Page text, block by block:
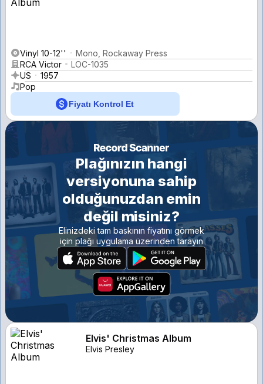
Vinyl 10-12''
Mono, Rockaway Press
RCA Victor
LOC-1035
US
1957
Pop
Fiyatı Kontrol Et
Plağınızın hangi
versiyonuna sahip
olduğunuzdan emin
değil misiniz?
Elinizdeki tam baskının fiyatını görmek
için plağı uygulama üzerinden tarayın
Elvis' Christmas Album
Elvis Presley